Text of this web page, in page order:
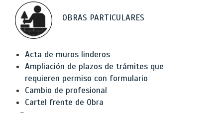
OBRAS PARTICULARES
Acta de muros linderos
Ampliación de plazos de trámites que
requieren permiso con formulario
Cambio de profesional
Cartel frente de Obra